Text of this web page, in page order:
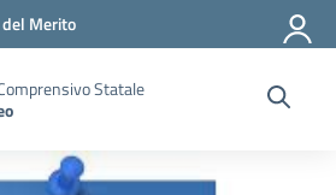
Merito
Statale